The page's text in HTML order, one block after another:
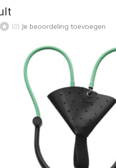
(0) Je beoordeling toevoegen